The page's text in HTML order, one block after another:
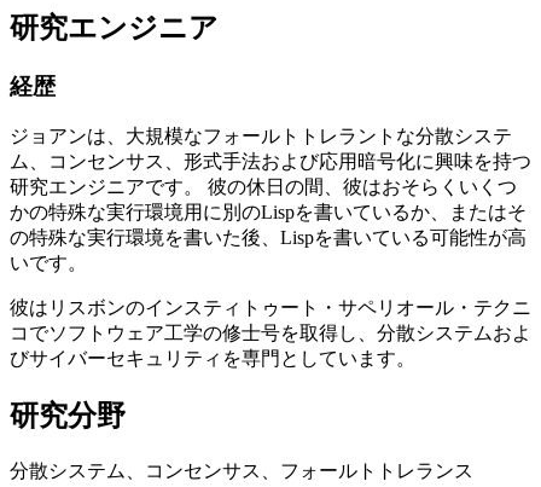
研究エンジニア
経歴
ジョアンは、大規模なフォールトトレラントな分散システ
ム、コンセンサス、形式手法および応用暗号化に興味を持つ
研究エンジニアです。 彼の休日の間、彼はおそらくいくつ
かの特殊な実行環境用に別のLispを書いているか、またはそ
の特殊な実行環境を書いた後、Lispを書いている可能性が高
いです。
彼はリスボンのインスティトゥート・サペリオール・テクニ
コでソフトウェア工学の修士号を取得し、分散システムおよ
びサイバーセキュリティを専門としています。
研究分野
分散システム、コンセンサス、フォールトトレランス